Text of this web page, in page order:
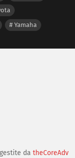
Yamaha
da theCoreAdv